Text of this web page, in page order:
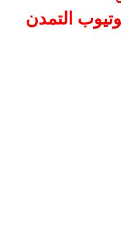
التمدن